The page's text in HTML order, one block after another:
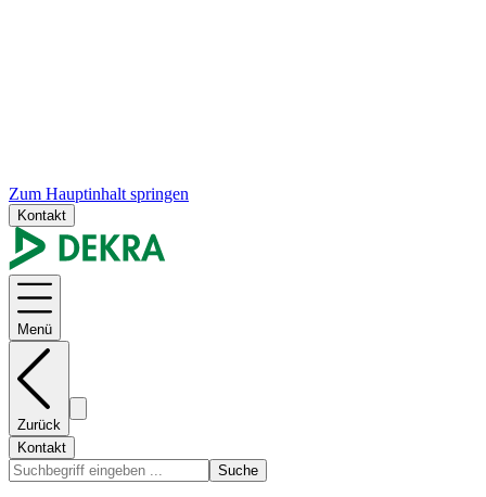
Zum Hauptinhalt springen
Kontakt
Menü
Zurück
Kontakt
Suche